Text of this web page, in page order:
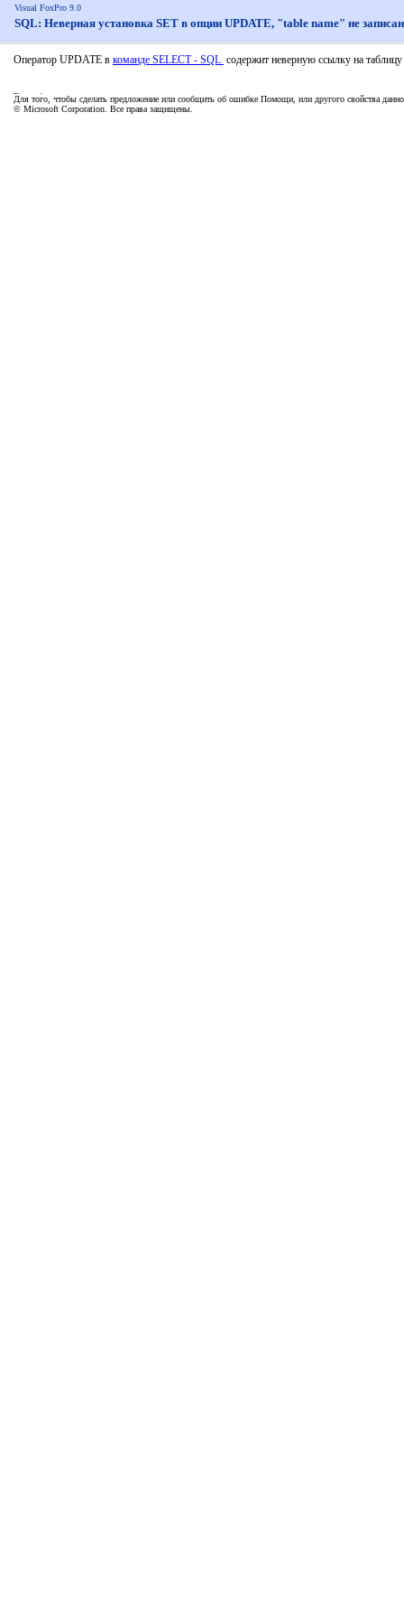
Visual FoxPro 9.0
SQL: Неверная установка SET в опции UPDATE, "table name" не
Оператор UPDATE в команде SELECT - SQL содержит неверную ссылку на
Для того, чтобы сделать предложение или сообщить об ошибке Помощи, или другого свойства
© Microsoft Corporation. Все права защищены.